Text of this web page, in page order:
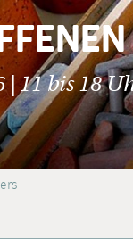
| 11 bis 18